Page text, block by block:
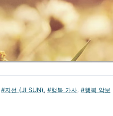
#지선 (JI SUN) #행복 가사 #행복 악보